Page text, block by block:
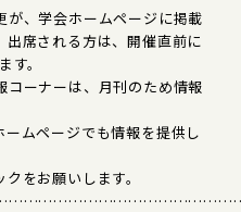
、学会ホームページに掲載
席される方は、開催直前に
す。
コーナーは、月刊のため情報
ムページでも情報を提供し
をお願いします。